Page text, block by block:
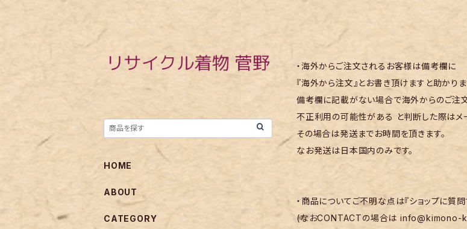
・海外からご注文されるお客様は備考欄に
『海外から注文』とお書き頂けますと助かりま
備考欄に記載がない場合で海外からのご注
不正利用の可能性がある と判断した際はメ
その場合は発送までお時間を頂きます。
なお発送は日本国内のみです。
・商品についてご不明な点は『ショップに質
(なおCONTACTの場合はinfo@kimono-
HOME
ABOUT
CATEGORY